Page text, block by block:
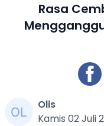
Rasa
Olis
Kamis 02 Juli